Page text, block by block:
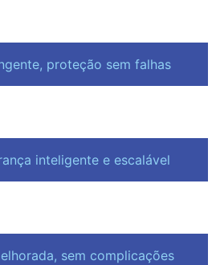
proteção sem falhas
inteligente e escalável
sem complicações